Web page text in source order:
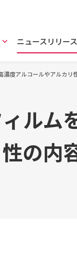
ニュースリリース
度アルコールやアルカ
ルム
の内